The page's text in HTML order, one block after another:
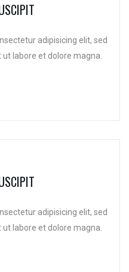
adipisicing elit, sed
labore et dolore magna.
adipisicing elit, sed
labore et dolore magna.